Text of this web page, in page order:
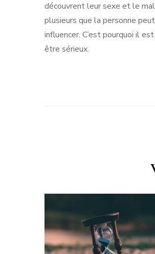
découvrent leur sexe et le
plusieurs que la personne
influencer. C’est pourquoi il
être sérieux.